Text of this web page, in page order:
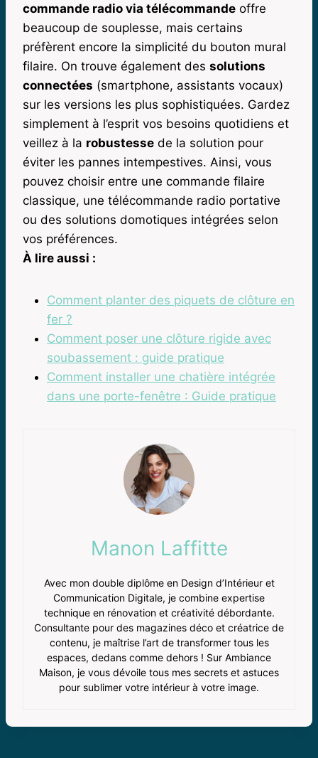
commande radio via télécommande offre
beaucoup de souplesse, mais certains
préfèrent encore la simplicité du bouton mural
filaire. On trouve également des solutions
connectées (smartphone, assistants vocaux)
sur les versions les plus sophistiquées. Gardez
simplement à l’esprit vos besoins quotidiens et
veillez à la robustesse de la solution pour
éviter les pannes intempestives. Ainsi, vous
pouvez choisir entre une commande filaire
classique, une télécommande radio portative
ou des solutions domotiques intégrées selon
vos préférences.
À lire aussi :
Comment planter des piquets de clôture en
fer ?
Comment poser une clôture rigide avec
soubassement : guide pratique
Comment installer une chatière intégrée
dans une porte-fenêtre : Guide pratique
Manon Laffitte
Avec mon double diplôme en Design d’Intérieur et
Communication Digitale, je combine expertise
technique en rénovation et créativité débordante.
Consultante pour des magazines déco et créatrice de
contenu, je maîtrise l’art de transformer tous les
espaces, dedans comme dehors ! Sur Ambiance
Maison, je vous dévoile tous mes secrets et astuces
pour sublimer votre intérieur à votre image.